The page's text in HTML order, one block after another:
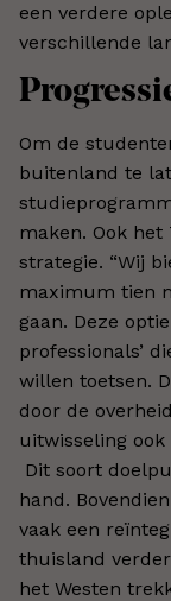
een verdere
verschillende
Om de
buitenland te
maken. Ook
strategie. “Wij
maximum tien
gaan. Deze
professionals’
willen toetsen.
door de
uitwisseling ook
Dit soort
hand.
vaak een
thuisland
het Westen